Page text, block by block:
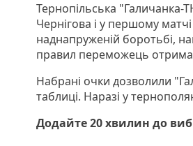
Тернопільська "Галичанка-
Чернігова і у першому
наднапруженій боротьбі,
правил переможець
Набрані очки дозволили
таблиці. Наразі у
Додайте 20 хвилин до